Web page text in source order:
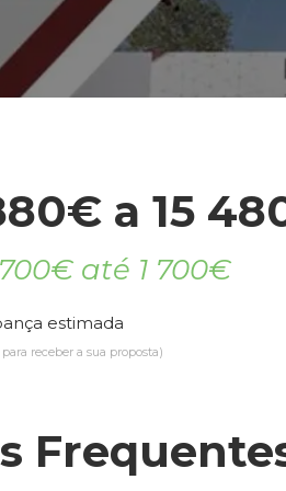
a 15
até 1 700€
estimada
receber a sua proposta)